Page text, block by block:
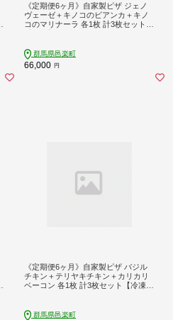
《定期便6ヶ月》自家製ピザ ジェノ
ヴェーゼ＋キノコのビアンカ＋キノ
コのマリナーラ 各1枚 計3枚セット
群馬県邑楽町
66,000 円
《定期便6ヶ月》自家製ピザ バジル
チキン＋テリヤキチキン＋カリカリ
ベーコン 各1枚 計3枚セット【冷凍】
群馬県邑楽町